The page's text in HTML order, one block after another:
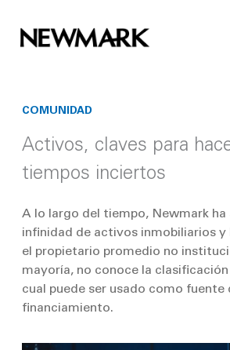
content
COMUNIDAD
Activos, claves para
tiempos inciertos
A lo largo del tiempo, Newmark ha
infinidad de activos inmobiliarios y
el propietario promedio no
mayoría, no conoce la clasificación
cual puede ser usado como fuente
financiamiento.